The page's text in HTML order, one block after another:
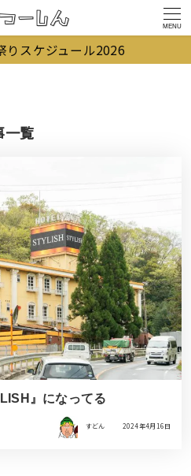
MENU
りスケジュール2026
一覧
』になってる
すどん 2024年4月16日